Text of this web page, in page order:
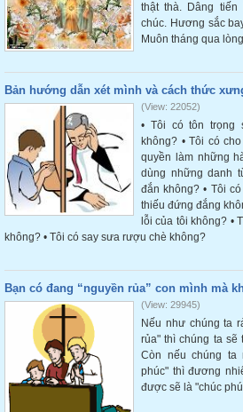
thật thà. Dâng
chúc. Hương sắc
Muôn tháng qua
Bản hướng dẫn xét mình và cách thức
(View: 22052)
• Tôi có tôn trọng
không? • Tôi có
quyền làm những
dùng những danh
đắn không? • Tôi
thiếu đứng đắng
lỗi của tôi không? •
không? • Tôi có say sưa rượu chè không?
Bạn có đang “nguyền rủa” con mình mà
(View: 29945)
Nếu như chúng ta
rủa" thì chúng ta sẽ
Còn nếu chúng ta
phúc" thì đương
được sẽ là "chúc